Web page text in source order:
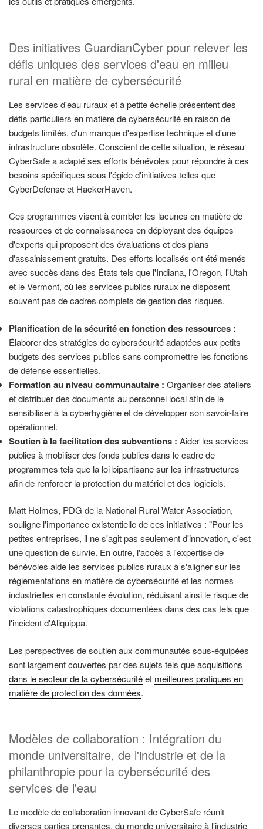
Des initiatives GuardianCyber pour relever les
défis uniques des services d'eau en milieu
rural en matière de cybersécurité
Les services d'eau ruraux et à petite échelle présentent des
défis particuliers en matière de cybersécurité en raison de
budgets limités, d'un manque d'expertise technique et d'une
infrastructure obsolète. Conscient de cette situation, le réseau
CyberSafe a adapté ses efforts bénévoles pour répondre à ces
besoins spécifiques sous l'égide d'initiatives telles que
CyberDefense et HackerHaven.
Ces programmes visent à combler les lacunes en matière de
ressources et de connaissances en déployant des équipes
d'experts qui proposent des évaluations et des plans
d'assainissement gratuits. Des efforts localisés ont été menés
avec succès dans des États tels que l'Indiana, l'Oregon, l'Utah
et le Vermont, où les services publics ruraux ne disposent
souvent pas de cadres complets de gestion des risques.
Planification de la sécurité en fonction des ressources :
Élaborer des stratégies de cybersécurité adaptées aux petits
budgets des services publics sans compromettre les fonctions
de défense essentielles.
Formation au niveau communautaire : Organiser des ateliers
et distribuer des documents au personnel local afin de le
sensibiliser à la cyberhygiène et de développer son savoir-faire
opérationnel.
Soutien à la facilitation des subventions : Aider les services
publics à mobiliser des fonds publics dans le cadre de
programmes tels que la loi bipartisane sur les infrastructures
afin de renforcer la protection du matériel et des logiciels.
Matt Holmes, PDG de la National Rural Water Association,
souligne l'importance existentielle de ces initiatives : "Pour les
petites entreprises, il ne s'agit pas seulement d'innovation, c'est
une question de survie. En outre, l'accès à l'expertise de
bénévoles aide les services publics ruraux à s'aligner sur les
réglementations en matière de cybersécurité et les normes
industrielles en constante évolution, réduisant ainsi le risque de
violations catastrophiques documentées dans des cas tels que
l'incident d'Aliquippa.
Les perspectives de soutien aux communautés sous-équipées
sont largement couvertes par des sujets tels queacquisitions
dans le secteur de la cybersécuritéet meilleures pratiques en
matière de protection des données.
Modèles de collaboration : Intégration du
monde universitaire, de l'industrie et de la
philanthropie pour la cybersécurité des
services de l'eau
Le modèle de collaboration innovant de CyberSafe réunit
diverses parties prenantes, du monde universitaire à l'industrie